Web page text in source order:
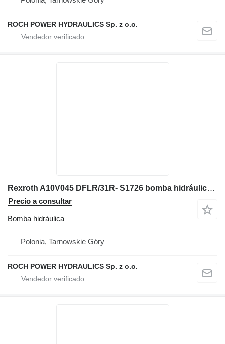
ROCH POWER HYDRAULICS Sp. z o.o.
Rexroth A10V045 DFLR/31R- S1726 bomba hidráulica para excavadora
Precio a consultar
Bomba hidráulica
Polonia, Tarnowskie Góry
ROCH POWER HYDRAULICS Sp. z o.o.